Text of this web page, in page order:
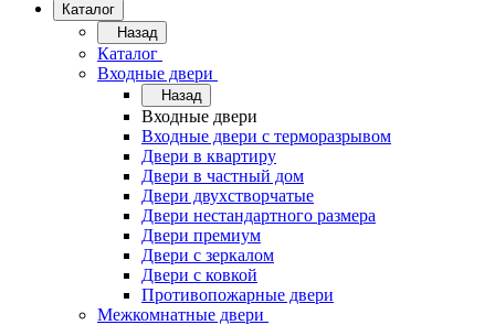
Каталог
Назад
Каталог
Входные двери
Назад
Входные двери
Входные двери с терморазрывом
Двери в квартиру
Двери в частный дом
Двери двухстворчатые
Двери нестандартного размера
Двери премиум
Двери с зеркалом
Двери с ковкой
Противопожарные двери
Межкомнатные двери